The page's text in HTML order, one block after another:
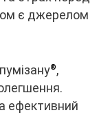
є джерелом
®,
ефективний